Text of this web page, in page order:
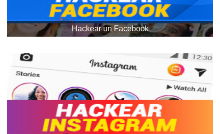
Hackear un Facebook